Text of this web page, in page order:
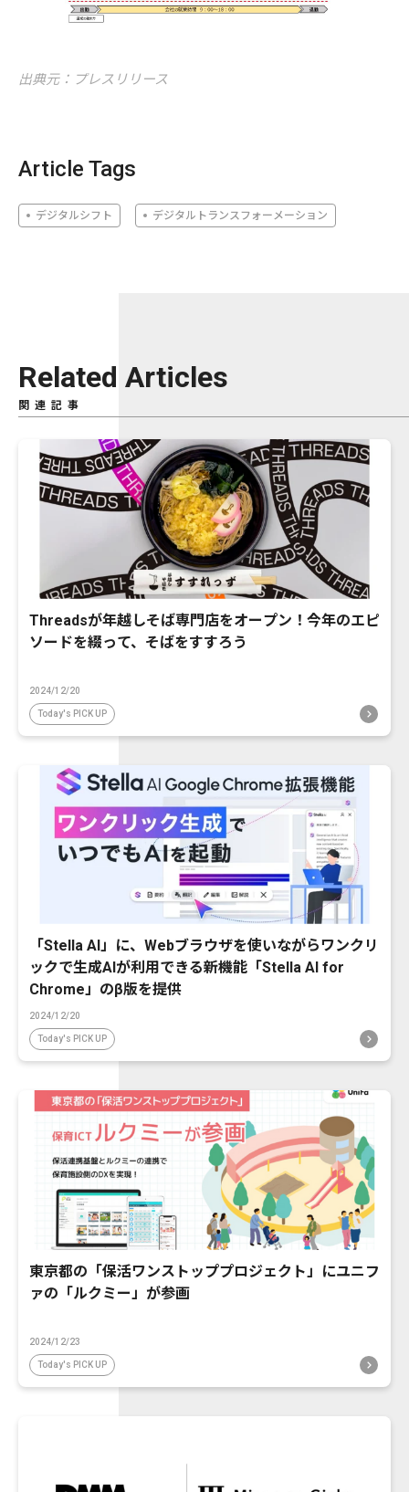
出典元：プレスリリース
Article Tags
デジタルシフト デジタルトランスフォーメーション
Related Articles
関連記事
Threadsが年越しそば専門店をオープン！今年のエピ
ソードを綴って、そばをすすろう
2024/12/20
Today's PICK UP
「Stella AI」に、Webブラウザを使いながらワンクリ
ックで生成AIが利用できる新機能「Stella AI for
Chrome」のβ版を提供
2024/12/20
Today's PICK UP
東京都の「保活ワンストッププロジェクト」にユニフ
ァの「ルクミー」が参画
2024/12/23
Today's PICK UP